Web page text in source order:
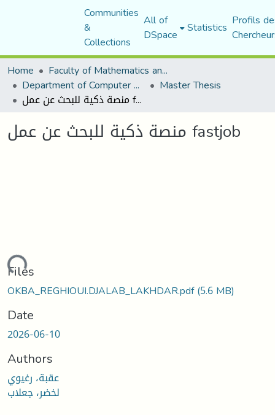
Communities
&
Collections
All of
DSpace Statistics Profils
Home
Faculty of Mathematics and Computer Science
Department of Computer Science Master Thesis
منصة ذكية للبحث عن عمل fastjob
منصة ذكية للبحث عن عمل fastjob
Files
OKBA_REGHIOUI.DJALAB_LAKHDAR.pdf(5.6 MB)
Date
2026-06-10
Authors
عقبة، رغيوي
لخضر، جعلاب